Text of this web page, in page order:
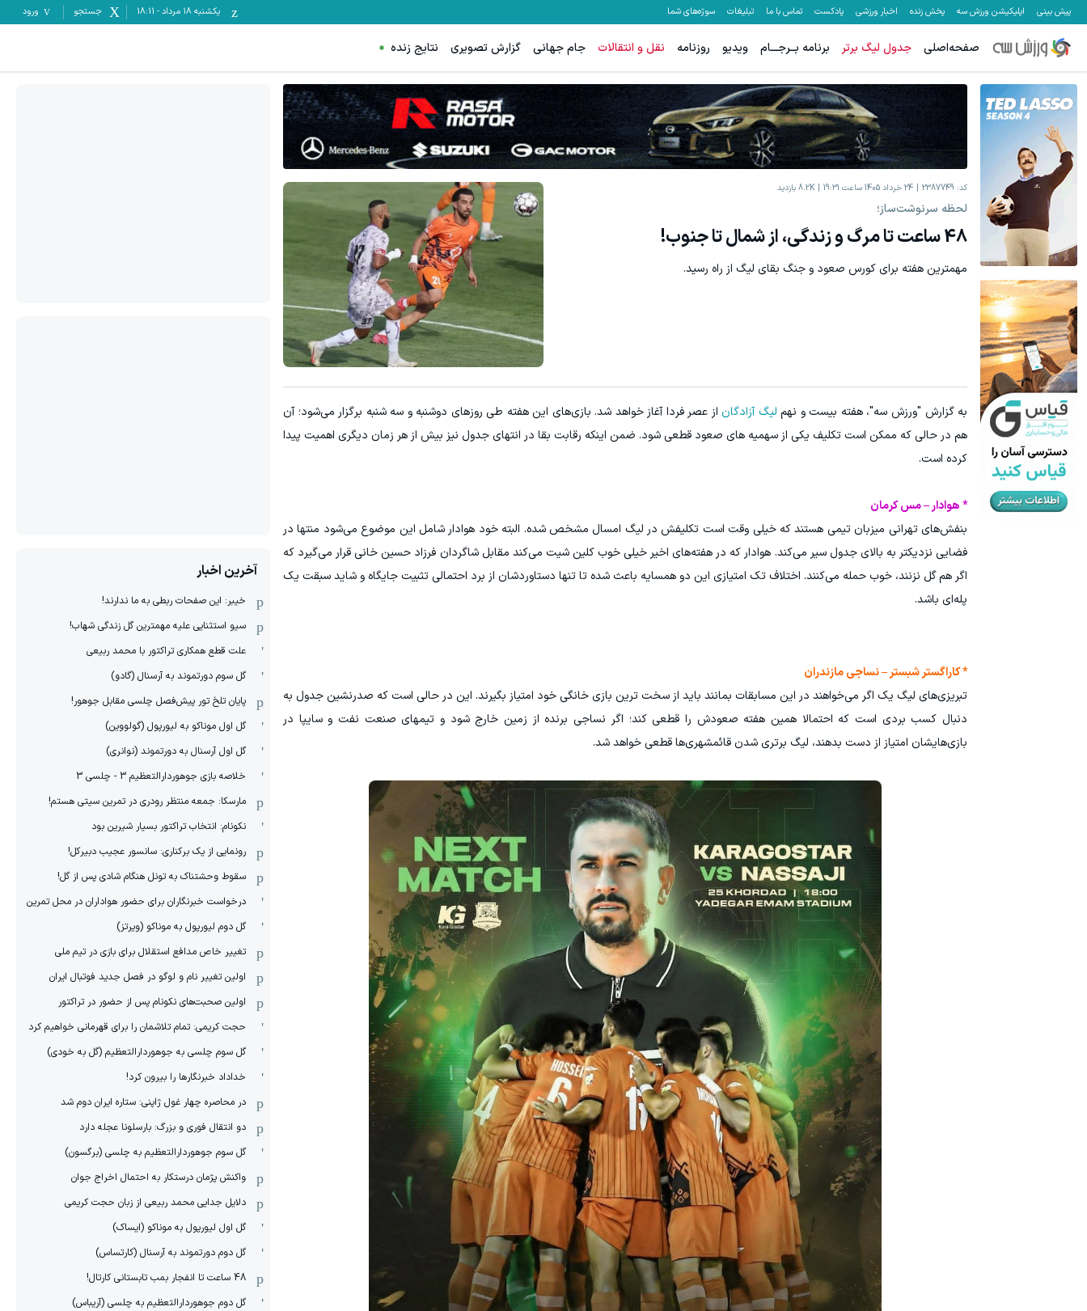
پیش بینی اپلیکیشن ورزش سه پخش زنده اخبار ورزشی پادکست تماس با ما تبلیغات سوژه‌های شما یکشنبه ۱۸ مرداد -
18:11 جستجو ورود
صفحه‌اصلی جدول لیگ برتر برنامه بــرجـــام ویدیو روزنامه نقل و انتقالات جام جهانی گزارش تصویری نتایج زنده
کد: 2387749 24 خرداد 1405 ساعت 19:31 8.2K بازدید
لحظه سرنوشت‌ساز؛
48 ساعت تا مرگ و زندگی، از شمال تا جنوب!
مهمترین هفته برای کورس صعود و جنگ بقای لیگ از راه رسید.
به گزارش "ورزش سه"، هفته بیست و نهم لیگ آزادگاناز عصر فردا آغاز خواهد شد. بازی‌های این هفته طی روزهای دوشنبه و سه شنبه برگزار می‌شود؛ آن
هم در حالی که ممکن است تکلیف یکی از سهمیه های صعود قطعی شود. ضمن اینکه رقابت بقا در انتهای جدول نیز بیش از هر زمان دیگری اهمیت پیدا
کرده است.
* هوادار – مس کرمان
بنفش‌های تهرانی میزبان تیمی هستند که خیلی وقت است تکلیفش در لیگ امسال مشخص شده. البته خود هوادار شامل این موضوع می‌شود منتها در
فضایی نزدیکتر به بالای جدول سیر می‌کند. هوادار که در هفته‌های اخیر خیلی خوب کلین شیت می‌کند مقابل شاگردان فرزاد حسین خانی قرار می‌گیرد که
اگر هم گل نزنند، خوب حمله می‌کنند. اختلاف تک امتیازی این دو همسایه باعث شده تا تنها دستاوردشان از برد احتمالی تثبیت جایگاه و شاید سبقت یک
پله‌ای باشد.
* کاراگستر شبستر – نساجی مازندران
تبریزی‌های لیگ یک اگر می‌خواهند در این مسابقات بمانند باید از سخت ترین بازی خانگی خود امتیاز بگیرند. این در حالی است که صدرنشین جدول به
دنبال کسب بردی است که احتمالا همین هفته صعودش را قطعی کند؛ اگر نساجی برنده از زمین خارج شود و تیمهای صنعت نفت و سایپا در
بازی‌هایشان امتیاز از دست بدهند، لیگ برتری شدن قائمشهری‌ها قطعی خواهد شد.
آخرین اخبار
خیبر: این صفحات ربطی به ما ندارند!
سیو استثنایی علیه مهمترین گل زندگی شهاب!
علت قطع همکاری تراکتور با محمد ربیعی
گل سوم دورتموند به آرسنال (گادو)
پایان تلخ تور پیش‌فصل چلسی مقابل جوهور!
گل اول موناکو به لیورپول (گولووین)
گل اول آرسنال به دورتموند (نوانری)
خلاصه بازی جوهوردارالتعظیم 3 - چلسی 3
مارسکا: جمعه منتظر رودری در تمرین سیتی هستم!
نکونام: انتخاب تراکتور بسیار شیرین بود
رونمایی از یک برکناری: سانسور عجیب دبیرکل!
سقوط وحشتناک به تونل هنگام شادی پس از گل!
درخواست خبرنگاران برای حضور هواداران در محل تمرین
گل دوم لیورپول به موناکو (ویرتز)
تغییر خاص مدافع استقلال برای بازی در تیم ملی
اولین تغییر نام و لوگو در فصل جدید فوتبال ایران
اولین صحبت‌های نکونام پس از حضور در تراکتور
حجت کریمی: تمام تلاشمان را برای قهرمانی خواهیم کرد
گل سوم چلسی به جوهوردارالتعظیم (گل به خودی)
خداداد خبرنگارها را بیرون کرد!
در محاصره چهار غول ژاپنی: ستاره ایران دوم شد
دو انتقال فوری و بزرگ: بارسلونا عجله دارد
گل سوم جوهوردارالتعظیم به چلسی (برگسون)
واکنش پژمان درستکار به احتمال اخراج جوان
دلایل جدایی محمد ربیعی از زبان حجت کریمی
گل اول لیورپول به موناکو (ایساک)
گل دوم دورتموند به آرسنال (کارتساس)
48 ساعت تا انفجار بمب تابستانی کارتال!
گل دوم جوهوردارالتعظیم به چلسی (آریباس)